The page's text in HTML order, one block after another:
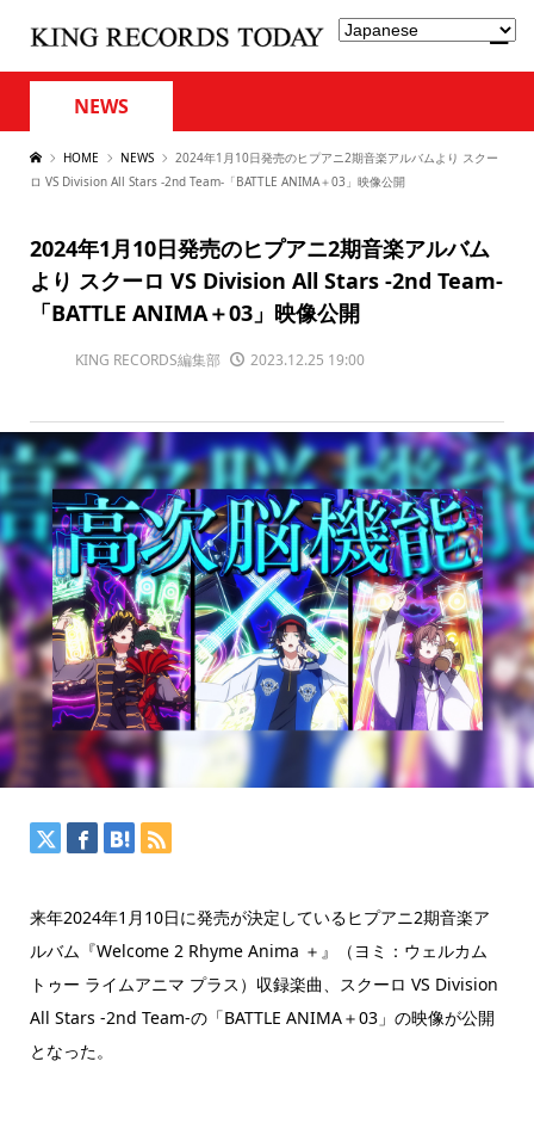
NEWS
HOME NEWS
2024年1月10日発売のヒプアニ2期音楽アルバムより スクー
ロ VS Division All Stars -2nd Team-「BATTLE ANIMA＋03」映像公開
2024年1月10日発売のヒプアニ2期音楽アルバム
より スクーロ VS Division All Stars -2nd Team-
「BATTLE ANIMA＋03」映像公開
KING RECORDS編集部 2023.12.25 19:00
来年2024年1月10日に発売が決定しているヒプアニ2期音楽ア
ルバム『Welcome 2 Rhyme Anima ＋』（ヨミ：ウェルカム
トゥー ライムアニマ プラス）収録楽曲、スクーロ VS Division
All Stars -2nd Team-の「BATTLE ANIMA＋03」の映像が公開
となった。